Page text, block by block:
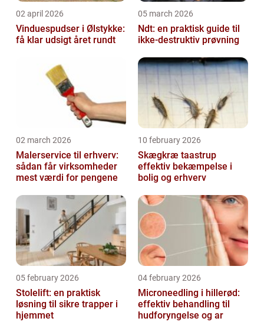
02 april 2026
Vinduespudser i Ølstykke:
få klar udsigt året rundt
05 march 2026
Ndt: en praktisk guide til
ikke-destruktiv prøvning
02 march 2026
Malerservice til erhverv:
sådan får virksomheder
mest værdi for pengene
10 february 2026
Skægkræ taastrup
effektiv bekæmpelse i
bolig og erhverv
05 february 2026
Stolelift: en praktisk
løsning til sikre trapper i
hjemmet
04 february 2026
Microneedling i hillerød:
effektiv behandling til
hudforyngelse og ar